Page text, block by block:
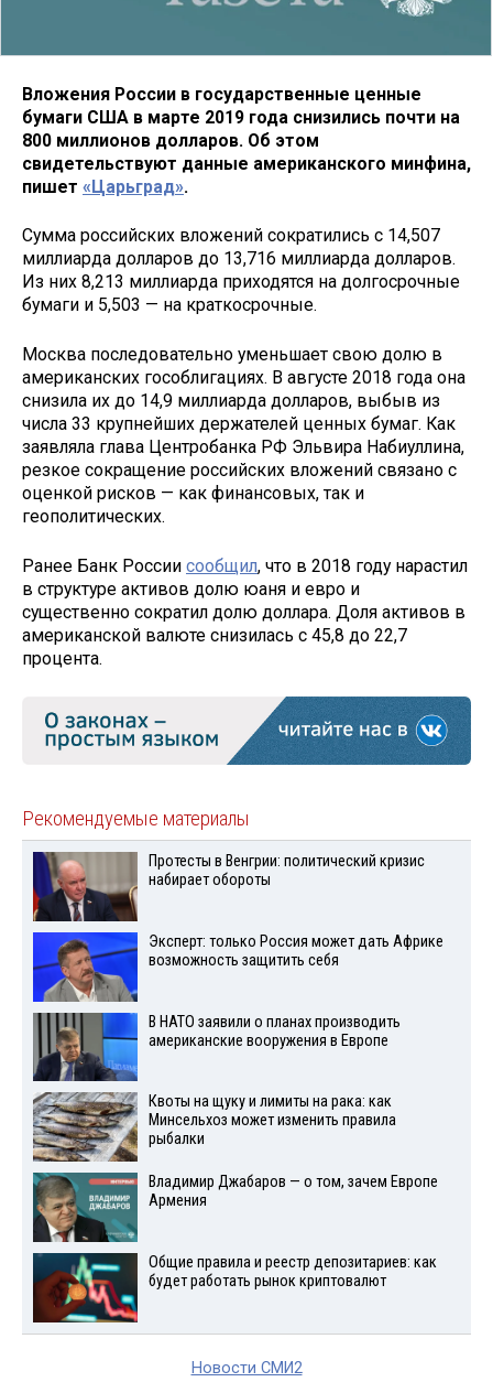
Вложения России в государственные ценные
бумаги США в марте 2019 года снизились почти на
800 миллионов долларов. Об этом
свидетельствуют данные американского минфина,
пишет «Царьград».
Сумма российских вложений сократились с 14,507
миллиарда долларов до 13,716 миллиарда долларов.
Из них 8,213 миллиарда приходятся на долгосрочные
бумаги и 5,503 — на краткосрочные.
Москва последовательно уменьшает свою долю в
американских гособлигациях. В августе 2018 года она
снизила их до 14,9 миллиарда долларов, выбыв из
числа 33 крупнейших держателей ценных бумаг. Как
заявляла глава Центробанка РФ Эльвира Набиуллина,
резкое сокращение российских вложений связано с
оценкой рисков — как финансовых, так и
геополитических.
Ранее Банк России сообщил, что в 2018 году нарастил
в структуре активов долю юаня и евро и
существенно сократил долю доллара. Доля активов в
американской валюте снизилась с 45,8 до 22,7
процента.
Рекомендуемые материалы
Протесты в Венгрии: политический кризис
набирает обороты
Эксперт: только Россия может дать Африке
возможность защитить себя
В НАТО заявили о планах производить
американские вооружения в Европе
Квоты на щуку и лимиты на рака: как
Минсельхоз может изменить правила
рыбалки
Владимир Джабаров — о том, зачем Европе
Армения
Общие правила и реестр депозитариев: как
будет работать рынок криптовалют
Новости СМИ2